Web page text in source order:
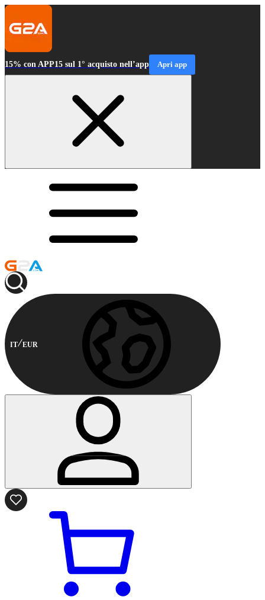
15% con APP15 sul 1° acquisto nell’app Apri app
IT EUR